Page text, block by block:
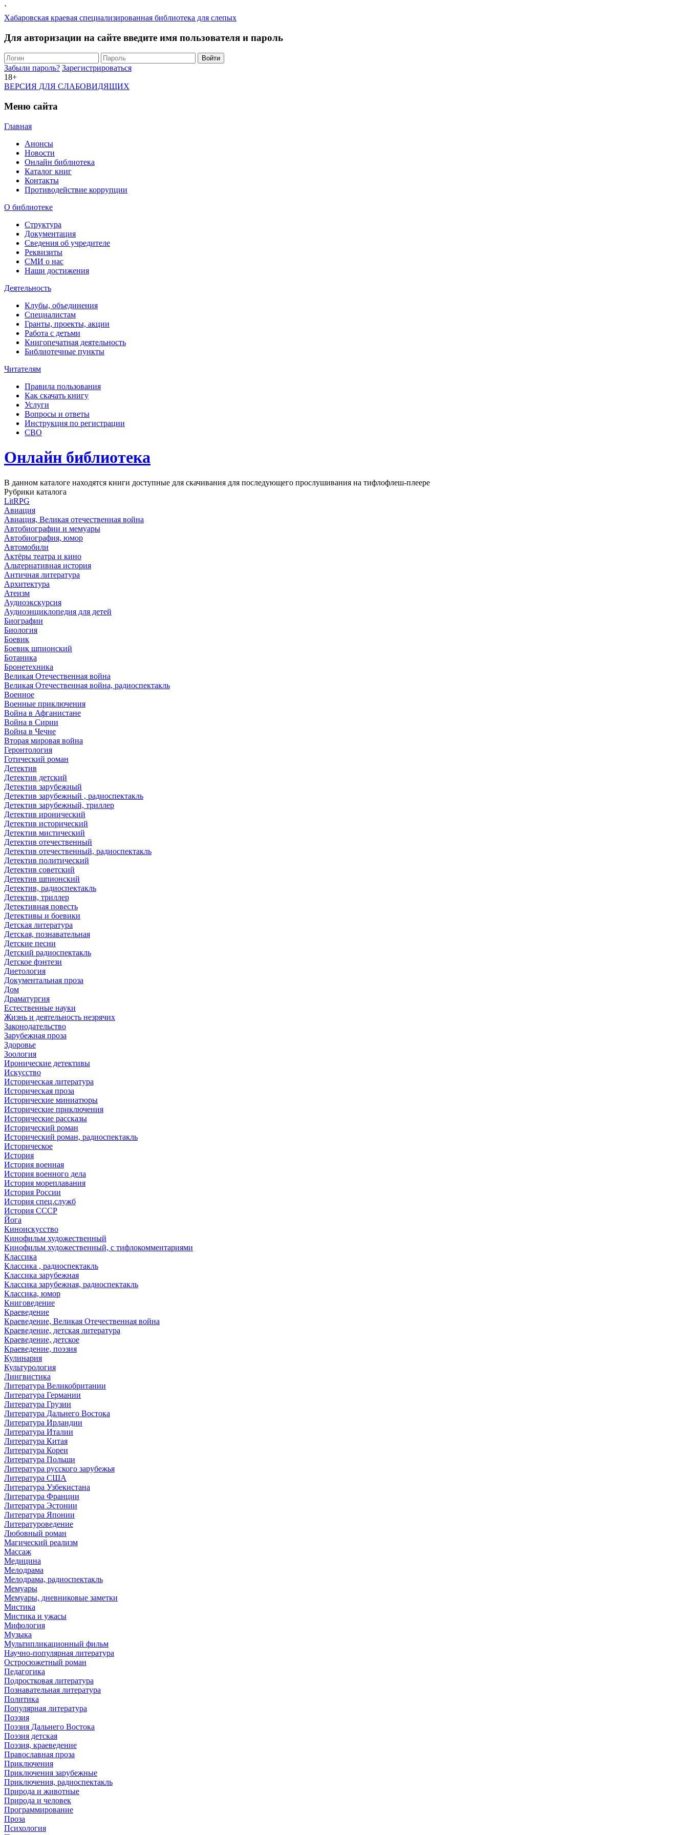
`
Хабаровская краевая специализированная библиотека для слепых
Для авторизации на сайте введите имя пользователя и пароль
Забыли пароль? Зарегистрироваться
18+
ВЕРСИЯ ДЛЯ СЛАБОВИДЯЩИХ
Меню сайта
Главная
Анонсы
Новости
Онлайн библиотека
Каталог книг
Контакты
Противодействие коррупции
О библиотеке
Структура
Документация
Сведения об учредителе
Реквизиты
СМИ о нас
Наши достижения
Деятельность
Клубы, объединения
Специалистам
Гранты, проекты, акции
Работа с детьми
Книгопечатная деятельность
Библиотечные пункты
Читателям
Правила пользования
Как скачать книгу
Услуги
Вопросы и ответы
Инструкция по регистрации
СВО
Онлайн библиотека
В данном каталоге находятся книги доступные для скачивания для последующего прослушивания на тифлофлеш-плеере
Рубрики каталога
LitRPG
Авиация
Авиация, Великая отечественная война
Автобиографии и мемуары
Автобиография, юмор
Автомобили
Актёры театра и кино
Альтернативная история
Античная литература
Архитектура
Атеизм
Аудиоэкскурсия
Аудиоэнциклопедия для детей
Биографии
Биология
Боевик
Боевик шпионский
Ботаника
Бронетехника
Великая Отечественная война
Великая Отечественная война, радиоспектакль
Военное
Военные приключения
Война в Афганистане
Война в Сирии
Война в Чечне
Вторая мировая война
Геронтология
Готический роман
Детектив
Детектив детский
Детектив зарубежный
Детектив зарубежный , радиоспектакль
Детектив зарубежный, триллер
Детектив иронический
Детектив исторический
Детектив мистический
Детектив отечественный
Детектив отечественный, радиоспектакль
Детектив политический
Детектив советский
Детектив шпионский
Детектив, радиоспектакль
Детектив, триллер
Детективная повесть
Детективы и боевики
Детская литература
Детская, познавательная
Детские песни
Детский радиоспектакль
Детское фэнтези
Диетология
Документальная проза
Дом
Драматургия
Естественные науки
Жизнь и деятельность незрячих
Законодательство
Зарубежная проза
Здоровье
Зоология
Иронические детективы
Искусство
Историческая литература
Историческая проза
Исторические миниатюры
Исторические приключения
Исторические рассказы
Исторический роман
Исторический роман, радиоспектакль
Историческое
История
История военная
История военного дела
История мореплавания
История России
История спец.служб
История СССР
Йога
Киноискусство
Кинофильм художественный
Кинофильм художественный, с тифлокомментариями
Классика
Классика , радиоспектакль
Классика зарубежная
Классика зарубежная, радиоспектакль
Классика, юмор
Книговедение
Краеведение
Краеведение, Великая Отечественная война
Краеведение, детская литература
Краеведение, детское
Краеведение, поэзия
Кулинария
Культурология
Лингвистика
Литература Великобритании
Литература Германии
Литература Грузии
Литература Дальнего Востока
Литература Ирландии
Литература Италии
Литература Китая
Литература Кореи
Литература Польши
Литература русского зарубежья
Литература США
Литература Узбекистана
Литература Франции
Литература Эстонии
Литература Японии
Литературоведение
Любовный роман
Магический реализм
Массаж
Медицина
Мелодрама
Мелодрама, радиоспектакль
Мемуары
Мемуары, дневниковые заметки
Мистика
Мистика и ужасы
Мифология
Музыка
Мультипликационный фильм
Научно-популярная литература
Остросюжетный роман
Педагогика
Подростковая литература
Познавательная литература
Политика
Популярная литература
Поэзия
Поэзия Дальнего Востока
Поэзия детская
Поэзия, краеведение
Православная проза
Приключения
Приключения зарубежные
Приключения, радиоспектакль
Природа и животные
Природа и человек
Программирование
Проза
Психология